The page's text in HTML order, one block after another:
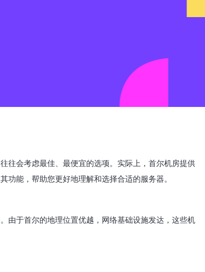
往会考虑最佳、最便宜的选项。实际上，首尔机房提供
功能，帮助您更好地理解和选择合适的服务器。
由于首尔的地理位置优越，网络基础设施发达，这些机